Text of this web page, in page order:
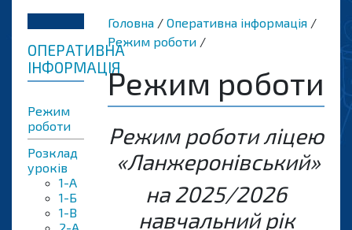
ОПЕРАТИВНА
ІНФОРМАЦІЯ
Режим
роботи
Розклад
уроків
1-А
1-Б
1-В
Головна
Оперативна інформація
Режим роботи
Режим роботи
Режим роботи ліцею
«Ланжеронівський»
на 2025/2026
навчальний рiк